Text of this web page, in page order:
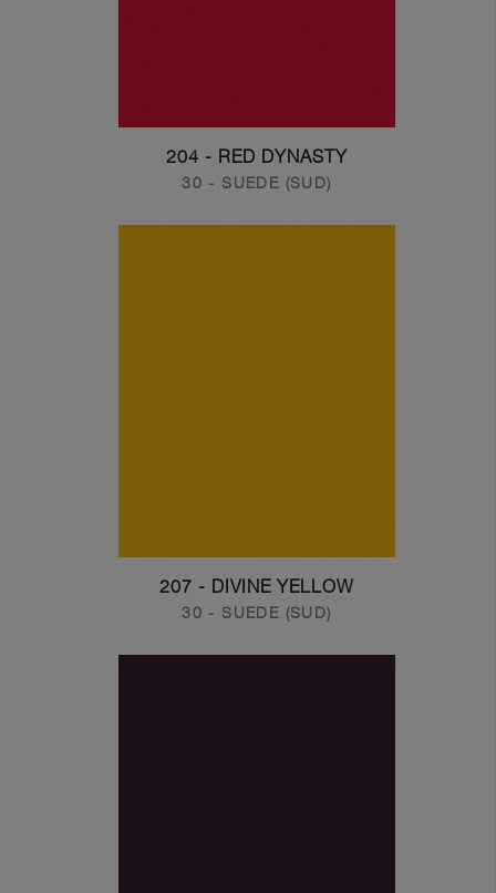
204 - RED DYNASTY
30 - SUEDE (SUD)
207 - DIVINE YELLOW
30 - SUEDE (SUD)